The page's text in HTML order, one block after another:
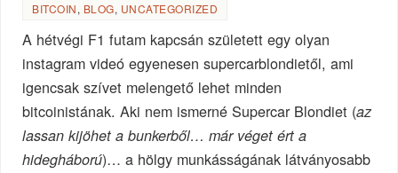
BITCOIN, BLOG, UNCATEGORIZED
A hétvégi F1 futam kapcsán született egy olyan
instagram videó egyenesen supercarblondietől, ami
igencsak szívet melengető lehet minden
bitcoinistának. Aki nem ismerné Supercar Blondiet (az
lassan kijöhet a bunkerből… már véget ért a
hidegháború)… a hölgy munkásságának látványosabb